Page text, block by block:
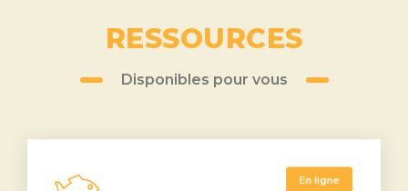
RESSOURCES
Disponibles pour vous
En ligne